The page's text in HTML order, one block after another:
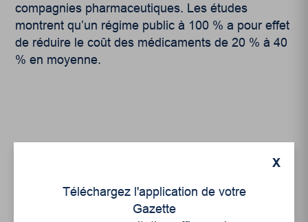
compagnies pharmaceutiques. Les études
montrent qu’un régime public à 100 % a pour effet
de réduire le coût des médicaments de 20 % à 40
% en moyenne.
X
Téléchargez l'application de votre
Gazette